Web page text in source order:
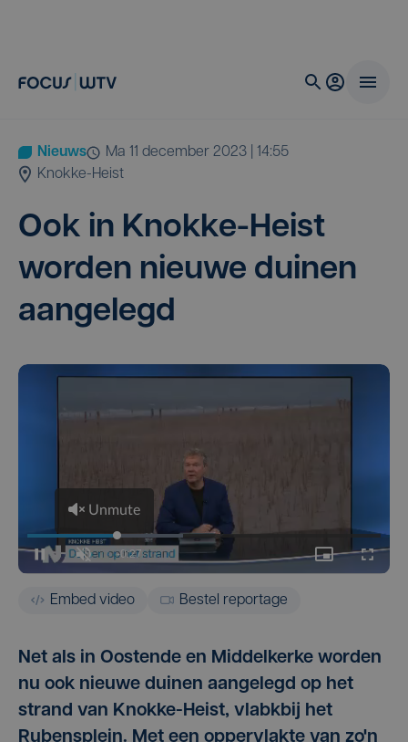
Nieuws
ma 11 december 2023 | 14:55
Knokke-Heist
Ook in Knok­ke-Heist
wor­den nieu­we dui­nen
aangelegd
Embed video Bestel reportage
Net als in Oostende en Middelkerke worden
nu ook nieuwe duinen aangelegd op het
strand van Knokke-Heist, vlabkbij het
Rubensplein. Met een oppervlakte van zo'n